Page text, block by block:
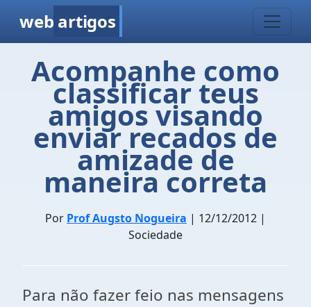
web artigos
Acompanhe como
classificar teus
amigos visando
enviar recados de
amizade de
maneira correta
Por Prof Augsto Nogueira | 12/12/2012 |
Sociedade
Para não fazer feio nas mensagens